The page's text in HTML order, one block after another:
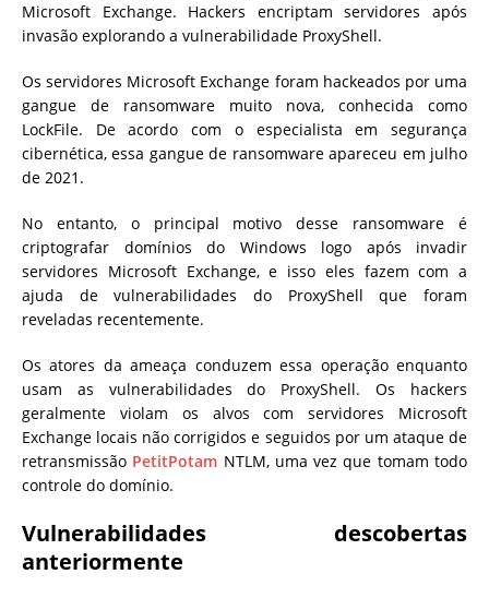
Microsoft Exchange. Hackers encriptam servidores após
invasão explorando a vulnerabilidade ProxyShell.
Os servidores Microsoft Exchange foram hackeados por uma
gangue de ransomware muito nova, conhecida como
LockFile. De acordo com o especialista em segurança
cibernética, essa gangue de ransomware apareceu em julho
de 2021.
No entanto, o principal motivo desse ransomware é
criptografar domínios do Windows logo após invadir
servidores Microsoft Exchange, e isso eles fazem com a
ajuda de vulnerabilidades do ProxyShell que foram
reveladas recentemente.
Os atores da ameaça conduzem essa operação enquanto
usam as vulnerabilidades do ProxyShell. Os hackers
geralmente violam os alvos com servidores Microsoft
Exchange locais não corrigidos e seguidos por um ataque de
retransmissão PetitPotam NTLM, uma vez que tomam todo
controle do domínio.
Vulnerabilidades descobertas
anteriormente